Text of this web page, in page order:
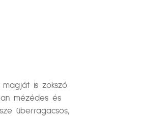
is zokszó
mézédes és
überragacsos,